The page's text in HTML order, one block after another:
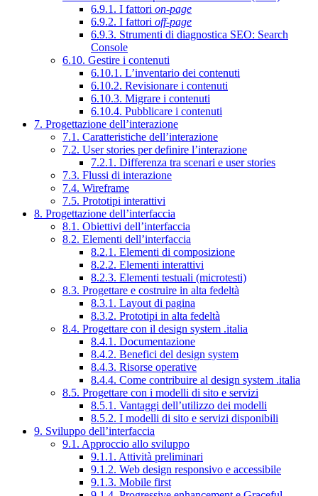
6.9.1. I fattori on-page
6.9.2. I fattori off-page
6.9.3. Strumenti di diagnostica SEO: Search
Console
6.10. Gestire i contenuti
6.10.1. L’inventario dei contenuti
6.10.2. Revisionare i contenuti
6.10.3. Migrare i contenuti
6.10.4. Pubblicare i contenuti
7. Progettazione dell’interazione
7.1. Caratteristiche dell’interazione
7.2. User stories per definire l’interazione
7.2.1. Differenza tra scenari e user stories
7.3. Flussi di interazione
7.4. Wireframe
7.5. Prototipi interattivi
8. Progettazione dell’interfaccia
8.1. Obiettivi dell’interfaccia
8.2. Elementi dell’interfaccia
8.2.1. Elementi di composizione
8.2.2. Elementi interattivi
8.2.3. Elementi testuali (microtesti)
8.3. Progettare e costruire in alta fedeltà
8.3.1. Layout di pagina
8.3.2. Prototipi in alta fedeltà
8.4. Progettare con il design system .italia
8.4.1. Documentazione
8.4.2. Benefici del design system
8.4.3. Risorse operative
8.4.4. Come contribuire al design system .italia
8.5. Progettare con i modelli di sito e servizi
8.5.1. Vantaggi dell’utilizzo dei modelli
8.5.2. I modelli di sito e servizi disponibili
9. Sviluppo dell’interfaccia
9.1. Approccio allo sviluppo
9.1.1. Attività preliminari
9.1.2. Web design responsivo e accessibile
9.1.3. Mobile first